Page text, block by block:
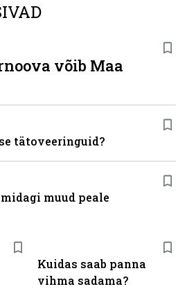
Kuidas saab panna
vihma sadama?
võib Maa
tätoveeringuid?
muud peale